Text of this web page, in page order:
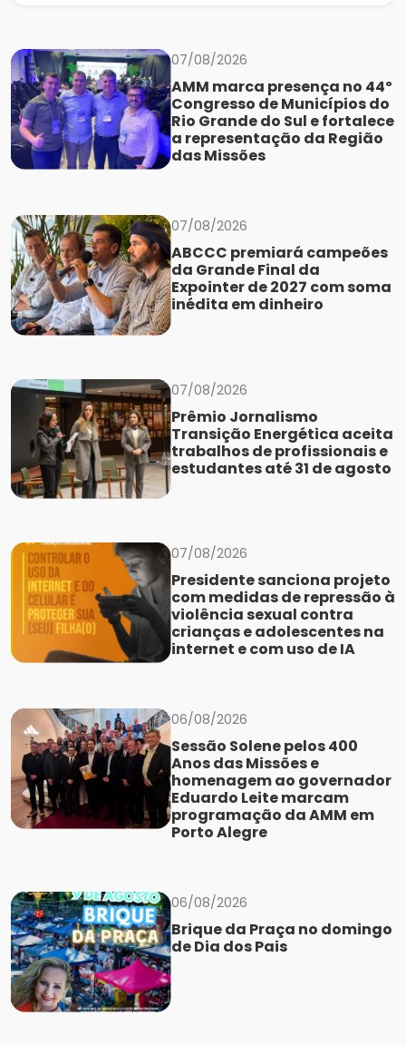
07/08/2026
AMM marca presença no 44º
Congresso de Municípios do
Rio Grande do Sul e fortalece
a representação da Região
das Missões
07/08/2026
ABCCC premiará campeões
da Grande Final da
Expointer de 2027 com soma
inédita em dinheiro
07/08/2026
Prêmio Jornalismo
Transição Energética aceita
trabalhos de profissionais e
estudantes até 31 de agosto
07/08/2026
Presidente sanciona projeto
com medidas de repressão à
violência sexual contra
crianças e adolescentes na
internet e com uso de IA
06/08/2026
Sessão Solene pelos 400
Anos das Missões e
homenagem ao governador
Eduardo Leite marcam
programação da AMM em
Porto Alegre
06/08/2026
Brique da Praça no domingo
de Dia dos Pais